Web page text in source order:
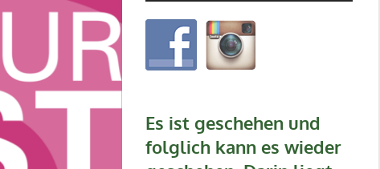
Es ist geschehen und
folglich kann es wieder